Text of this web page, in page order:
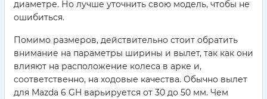
диаметре. Но лучше уточнить свою модель, чтобы не
ошибиться.
Помимо размеров, действительно стоит обратить
внимание на параметры ширины и вылет, так как они
влияют на расположение колеса в арке и,
соответственно, на ходовые качества. Обычно вылет
для Mazda 6 GH варьируется от 30 до 50 мм. Чем